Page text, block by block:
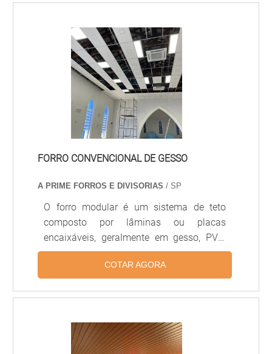
FORRO CONVENCIONAL DE GESSO
A PRIME FORROS E DIVISORIAS / SP
O forro modular é um sistema de teto
composto por lâminas ou placas
encaixáveis, geralmente em gesso, PVC,
alumínio ou fibra mineral, projetado para
facilitar a instalação, manutenção e
Proporciona acústica controlada,
sistemas de iluminação e climatização,
sendo amplamente usado em escritórios,
COTAR AGORA